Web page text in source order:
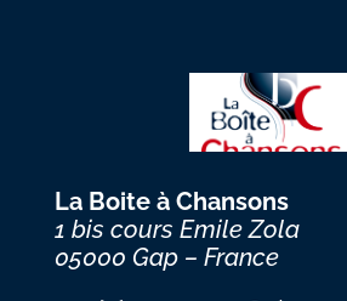
La Boite à Chansons
1 bis cours Emile Zola
05000 Gap – France